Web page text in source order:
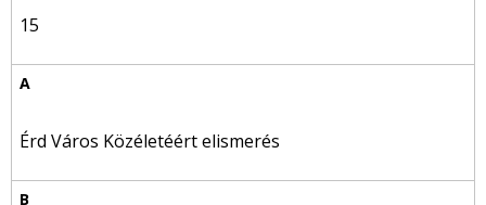
15
Érd Város Közéletéért elismerés